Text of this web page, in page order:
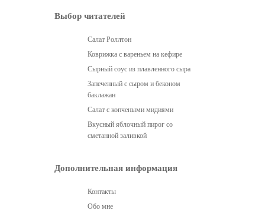
Выбор читателей
Салат Роллтон
Коврижка с вареньем на кефире
Сырный соус из плавленного сыра
Запеченный с сыром и беконом
баклажан
Салат с копчеными мидиями
Вкусный яблочный пирог со
сметанной заливкой
Дополнительная информация
Контакты
Обо мне